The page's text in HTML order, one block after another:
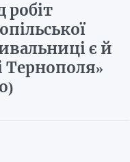
робіт
є й
Тернополя»